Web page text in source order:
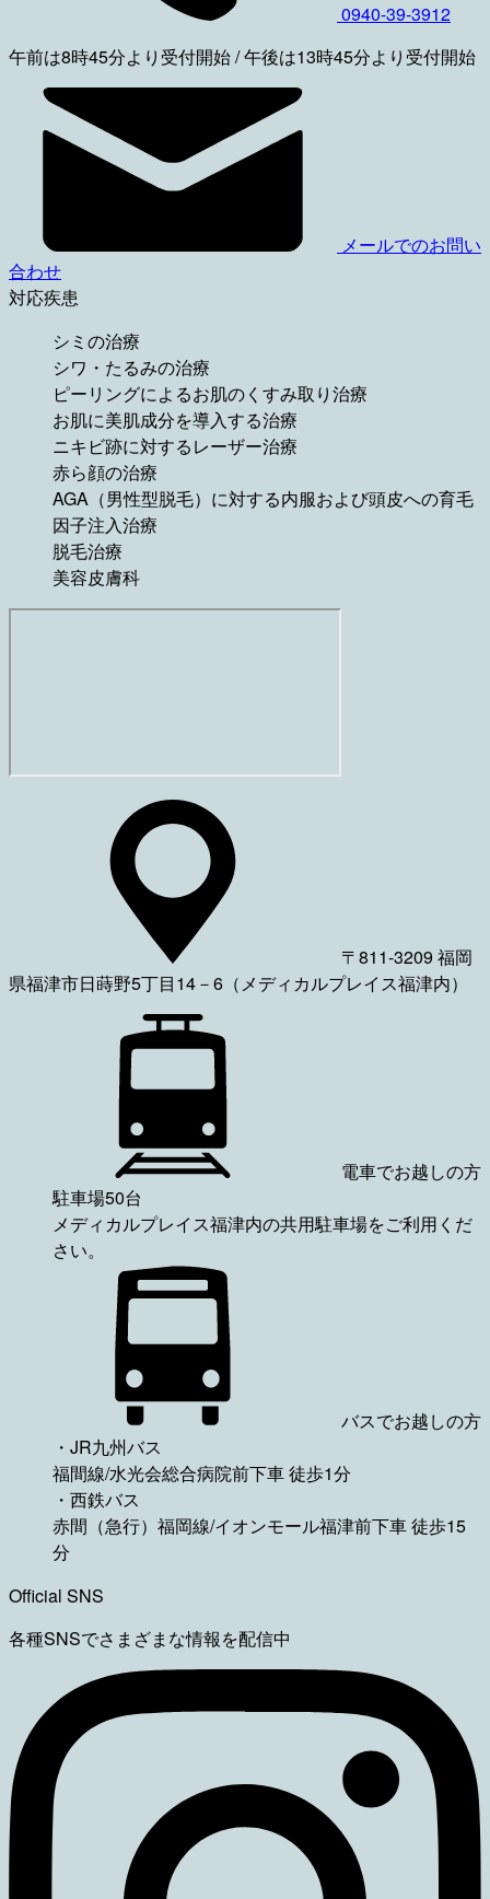
0940-39-3912
午前は8時45分より受付開始 / 午後は13時45分より受付開始
メールでのお問い
合わせ
対応疾患
シミの治療
シワ・たるみの治療
ピーリングによるお肌のくすみ取り治療
お肌に美肌成分を導入する治療
ニキビ跡に対するレーザー治療
赤ら顔の治療
AGA（男性型脱毛）に対する内服および頭皮への育毛
因子注入治療
脱毛治療
美容皮膚科
〒811-3209 福岡
県福津市日蒔野5丁目14－6（メディカルプレイス福津内）
電車でお越しの方
駐車場50台
メディカルプレイス福津内の共用駐車場をご利用くだ
さい。
バスでお越しの方
・JR九州バス
福間線/水光会総合病院前下車 徒歩1分
・西鉄バス
赤間（急行）福岡線/イオンモール福津前下車 徒歩15
分
Official SNS
各種SNSでさまざまな情報を配信中